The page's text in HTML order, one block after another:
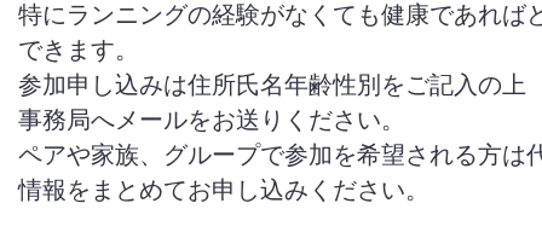
特にランニングの経験がなくても健康であれば
できます。
参加申し込みは住所氏名年齢性別をご記入の上
事務局へメールをお送りください。
ペアや家族、グループで参加を希望される方は
情報をまとめてお申し込みください。